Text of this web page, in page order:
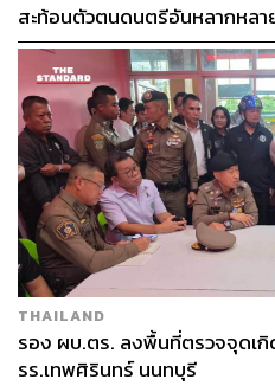
สะท้อนตัวตนดนตรีอันหลากหลา
THAILAND
รอง ผบ.ตร. ลงพื้นที่ตรวจจุดเกิ
รร.เทพศิรินทร์ นนทบุรี